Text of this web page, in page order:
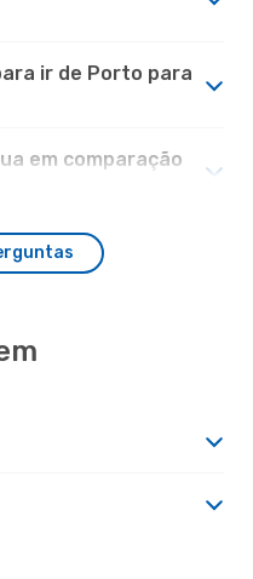
ir de Porto para
em comparação